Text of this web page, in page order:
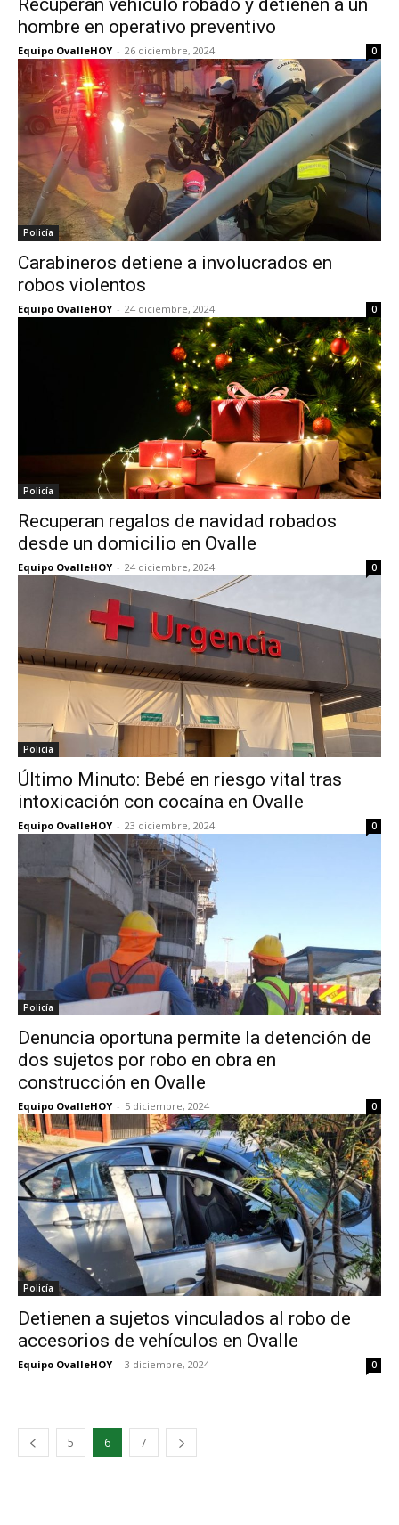
Recuperan vehículo robado y detienen a un
hombre en operativo preventivo
Equipo OvalleHOY - 26 diciembre, 2024 0
Policía
Carabineros detiene a involucrados en
robos violentos
Equipo OvalleHOY - 24 diciembre, 2024 0
Policía
Recuperan regalos de navidad robados
desde un domicilio en Ovalle
Equipo OvalleHOY - 24 diciembre, 2024 0
Policía
Último Minuto: Bebé en riesgo vital tras
intoxicación con cocaína en Ovalle
Equipo OvalleHOY - 23 diciembre, 2024 0
Policía
Denuncia oportuna permite la detención de
dos sujetos por robo en obra en
construcción en Ovalle
Equipo OvalleHOY - 5 diciembre, 2024 0
Policía
Detienen a sujetos vinculados al robo de
accesorios de vehículos en Ovalle
Equipo OvalleHOY - 3 diciembre, 2024 0
5 6 7